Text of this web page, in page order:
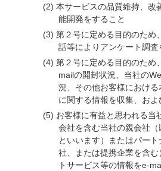
本サービスの品質維持、改
能開発をすること
第２号に定める目的のため
話等によりアンケート調査
第２号に定める目的のため
mailの開封状況、当社の
況、その他お客様におけ
に関する情報を収集、およ
お客様に有益と思われる当
会社を含む当社の親会社（
といいます）またはパー
社、または提携企業を含
トサービス等の情報をe-